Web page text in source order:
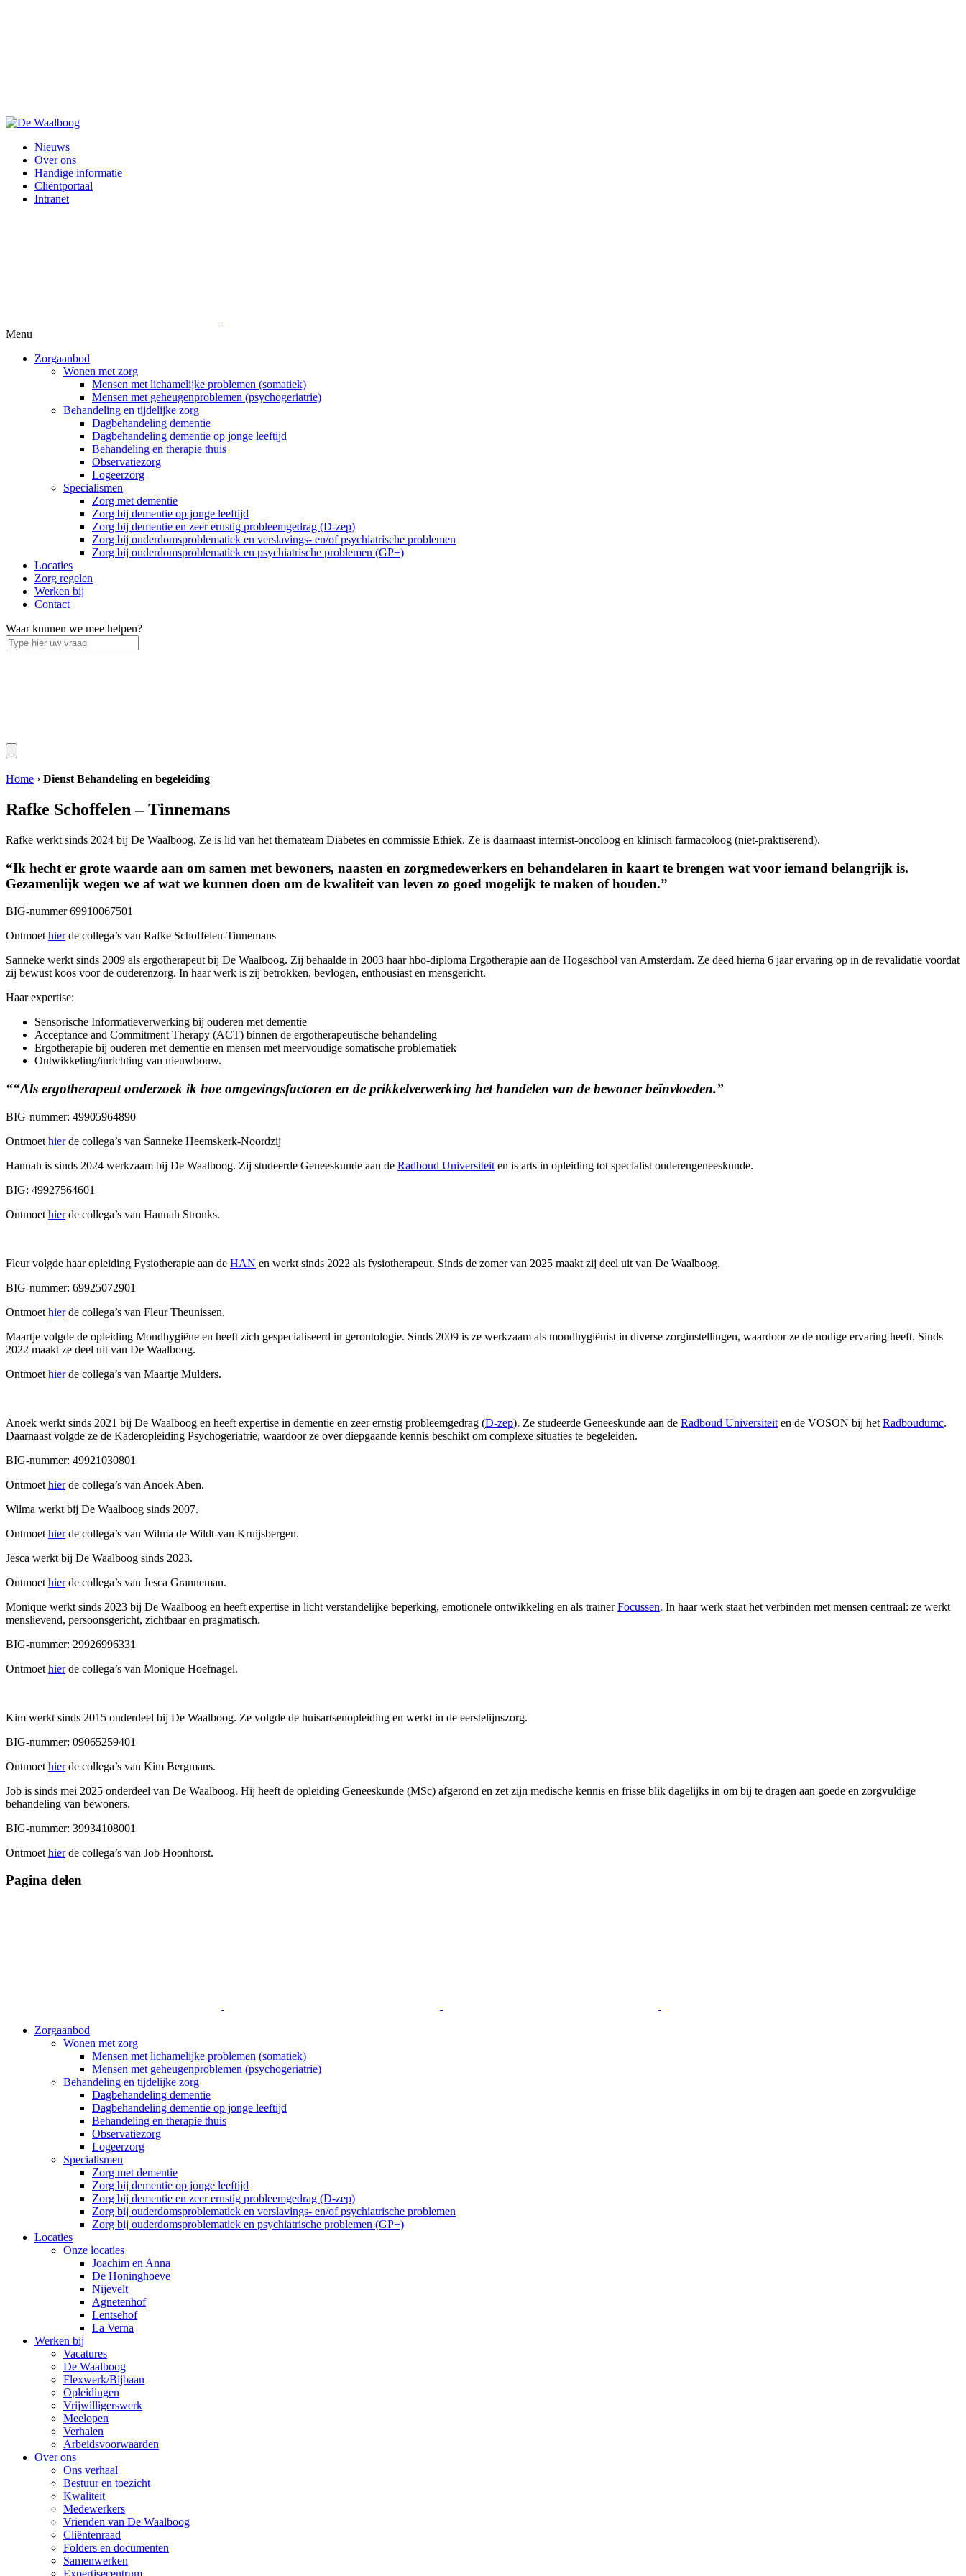
Nieuws
Over ons
Handige informatie
Cliëntportaal
Intranet
Menu
Zorgaanbod
Wonen met zorg
Mensen met lichamelijke problemen (somatiek)
Mensen met geheugenproblemen (psychogeriatrie)
Behandeling en tijdelijke zorg
Dagbehandeling dementie
Dagbehandeling dementie op jonge leeftijd
Behandeling en therapie thuis
Observatiezorg
Logeerzorg
Specialismen
Zorg met dementie
Zorg bij dementie op jonge leeftijd
Zorg bij dementie en zeer ernstig probleemgedrag (D-zep)
Zorg bij ouderdomsproblematiek en verslavings- en/of psychiatrische problemen
Zorg bij ouderdomsproblematiek en psychiatrische problemen (GP+)
Locaties
Zorg regelen
Werken bij
Contact
Waar kunnen we mee helpen?
Home › Dienst Behandeling en begeleiding
Rafke Schoffelen – Tinnemans
Rafke werkt sinds 2024 bij De Waalboog. Ze is lid van het themateam Diabetes en commissie Ethiek. Ze is daarnaast internist-oncoloog en klinisch farmacoloog (niet-praktiserend).
“Ik hecht er grote waarde aan om samen met bewoners, naasten en zorgmedewerkers en behandelaren in kaart te brengen wat voor iemand belangrijk is.
Gezamenlijk wegen we af wat we kunnen doen om de kwaliteit van leven zo goed mogelijk te maken of houden.”
BIG-nummer 69910067501
Ontmoet hierde collega’s van Rafke Schoffelen-Tinnemans
Sanneke werkt sinds 2009 als ergotherapeut bij De Waalboog. Zij behaalde in 2003 haar hbo-diploma Ergotherapie aan de Hogeschool van Amsterdam. Ze deed hierna 6 jaar ervaring op in de revalidatie voordat
zij bewust koos voor de ouderenzorg. In haar werk is zij betrokken, bevlogen, enthousiast en mensgericht.
Haar expertise:
Sensorische Informatieverwerking bij ouderen met dementie
Acceptance and Commitment Therapy (ACT) binnen de ergotherapeutische behandeling
Ergotherapie bij ouderen met dementie en mensen met meervoudige somatische problematiek
Ontwikkeling/inrichting van nieuwbouw.
““Als ergotherapeut onderzoek ik hoe omgevingsfactoren en de prikkelverwerking het handelen van de bewoner beïnvloeden.”
BIG-nummer: 49905964890
Ontmoet hierde collega’s van Sanneke Heemskerk-Noordzij
Hannah is sinds 2024 werkzaam bij De Waalboog. Zij studeerde Geneeskunde aan de Radboud Universiteit en is arts in opleiding tot specialist ouderengeneeskunde.
BIG: 49927564601
Ontmoet hierde collega’s van Hannah Stronks.
Fleur volgde haar opleiding Fysiotherapie aan de HAN en werkt sinds 2022 als fysiotherapeut. Sinds de zomer van 2025 maakt zij deel uit van De Waalboog.
BIG-nummer: 69925072901
Ontmoet hierde collega’s van Fleur Theunissen.
Maartje volgde de opleiding Mondhygiëne en heeft zich gespecialiseerd in gerontologie. Sinds 2009 is ze werkzaam als mondhygiënist in diverse zorginstellingen, waardoor ze de nodige ervaring heeft. Sinds
2022 maakt ze deel uit van De Waalboog.
Ontmoet hierde collega’s van Maartje Mulders.
Anoek werkt sinds 2021 bij De Waalboog en heeft expertise in dementie en zeer ernstig probleemgedrag (D-zep). Ze studeerde Geneeskunde aan de Radboud Universiteit en de VOSON bij het Radboudumc.
Daarnaast volgde ze de Kaderopleiding Psychogeriatrie, waardoor ze over diepgaande kennis beschikt om complexe situaties te begeleiden.
BIG-nummer: 49921030801
Ontmoet hierde collega’s van Anoek Aben.
Wilma werkt bij De Waalboog sinds 2007.
Ontmoet hierde collega’s van Wilma de Wildt-van Kruijsbergen.
Jesca werkt bij De Waalboog sinds 2023.
Ontmoet hierde collega’s van Jesca Granneman.
Monique werkt sinds 2023 bij De Waalboog en heeft expertise in licht verstandelijke beperking, emotionele ontwikkeling en als trainerFocussen. In haar werk staat het verbinden met mensen centraal: ze werkt
menslievend, persoonsgericht, zichtbaar en pragmatisch.
BIG-nummer: 29926996331
Ontmoet hierde collega’s van Monique Hoefnagel.
Kim werkt sinds 2015 onderdeel bij De Waalboog. Ze volgde de huisartsenopleiding en werkt in de eerstelijnszorg.
BIG-nummer: 09065259401
Ontmoet hierde collega’s van Kim Bergmans.
Job is sinds mei 2025 onderdeel van De Waalboog. Hij heeft de opleiding Geneeskunde (MSc) afgerond en zet zijn medische kennis en frisse blik dagelijks in om bij te dragen aan goede en zorgvuldige
behandeling van bewoners.
BIG-nummer: 39934108001
Ontmoet hierde collega’s van Job Hoonhorst.
Pagina delen
Zorgaanbod
Wonen met zorg
Mensen met lichamelijke problemen (somatiek)
Mensen met geheugenproblemen (psychogeriatrie)
Behandeling en tijdelijke zorg
Dagbehandeling dementie
Dagbehandeling dementie op jonge leeftijd
Behandeling en therapie thuis
Observatiezorg
Logeerzorg
Specialismen
Zorg met dementie
Zorg bij dementie op jonge leeftijd
Zorg bij dementie en zeer ernstig probleemgedrag (D-zep)
Zorg bij ouderdomsproblematiek en verslavings- en/of psychiatrische problemen
Zorg bij ouderdomsproblematiek en psychiatrische problemen (GP+)
Locaties
Onze locaties
Joachim en Anna
De Honinghoeve
Nijevelt
Agnetenhof
Lentsehof
La Verna
Werken bij
Vacatures
De Waalboog
Flexwerk/Bijbaan
Opleidingen
Vrijwilligerswerk
Meelopen
Verhalen
Arbeidsvoorwaarden
Over ons
Ons verhaal
Bestuur en toezicht
Kwaliteit
Medewerkers
Vrienden van De Waalboog
Cliëntenraad
Folders en documenten
Samenwerken